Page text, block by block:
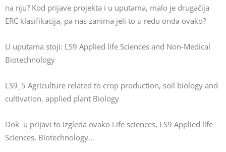
na nju? Kod prijave projekta i u uputama, malo je drugačija
ERC klasifikacija, pa nas zanima jeli to u redu onda ovako?
U uputama stoji: LS9 Applied life Sciences and Non-Medical
Biotechnology
LS9_5 Agriculture related to crop production, soil biology and
cultivation, applied plant Biology
Dok u prijavi to izgleda ovako Life sciences, LS9 Applied life
Sciences, Biotechnology…